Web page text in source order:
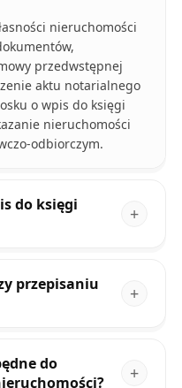
nieruchomości
przedwstępnej
aktu notarialnego
o wpis do księgi
nieruchomości
odbiorczym.
do księgi
przepisaniu
do